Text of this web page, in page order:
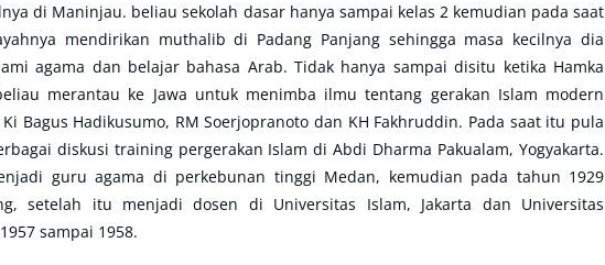
di Maninjau. beliau sekolah dasar hanya sampai kelas 2 kemudian pada saat
mendirikan muthalib di Padang Panjang sehingga masa kecilnya dia
agama dan belajar bahasa Arab. Tidak hanya sampai disitu ketika Hamka
merantau ke Jawa untuk menimba ilmu tentang gerakan Islam modern
Bagus Hadikusumo, RM Soerjopranoto dan KH Fakhruddin. Pada saat itu pula
diskusi training pergerakan Islam di Abdi Dharma Pakualam, Yogyakarta.
guru agama di perkebunan tinggi Medan, kemudian pada tahun 1929
setelah itu menjadi dosen di Universitas Islam, Jakarta dan Universitas
sampai 1958.